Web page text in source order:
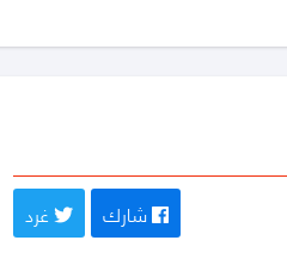
شارك غرد